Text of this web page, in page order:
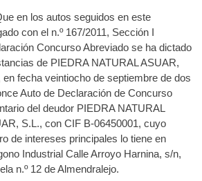
en los autos seguidos en este
con el n.º 167/2011, Sección I
Concurso Abreviado se ha dictado
de PIEDRA NATURAL ASUAR,
en fecha veintiocho de septiembre de dos
Auto de Declaración de Concurso
del deudor PIEDRA NATURAL
S.L., con CIF B-06450001, cuyo
de intereses principales lo tiene en
Industrial Calle Arroyo Harnina, s/n,
n.º 12 de Almendralejo.